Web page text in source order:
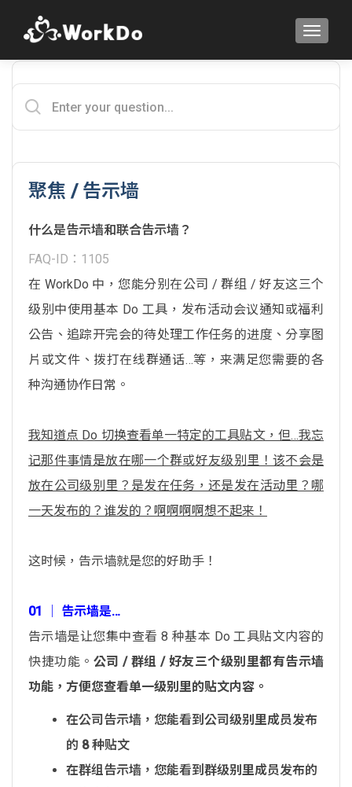
聚焦 / 告示墙
什么是告示墙和联合告示墙？
FAQ-ID：1105
在 WorkDo 中，您能分别在公司 / 群组 / 好友这三个
级别中使用基本 Do 工具，发布活动会议通知或福利
公告、追踪开完会的待处理工作任务的进度、分享图
片或文件、拨打在线群通话…等，来满足您需要的各
种沟通协作日常。
我知道点 Do 切换查看单一特定的工具贴文，但…我忘
记那件事情是放在哪一个群或好友级别里！该不会是
放在公司级别里？是发在任务，还是发在活动里？哪
一天发布的？谁发的？啊啊啊啊想不起来！
这时候，告示墙就是您的好助手！
01 │ 告示墙是…
告示墙是让您集中查看 8 种基本 Do 工具贴文内容的
快捷功能。 公司 / 群组 / 好友三个级别里都有告示墙
功能，方便您查看单一级别里的贴文内容。
在公司告示墙，您能看到公司级别里成员发布
的 8 种贴文
在群组告示墙，您能看到群级别里成员发布的